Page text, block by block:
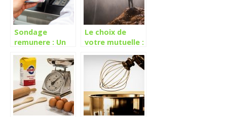
Sondage
remunere : Un
simple pour se
faire de l’argent
Le choix de
votre mutuelle :
considérer